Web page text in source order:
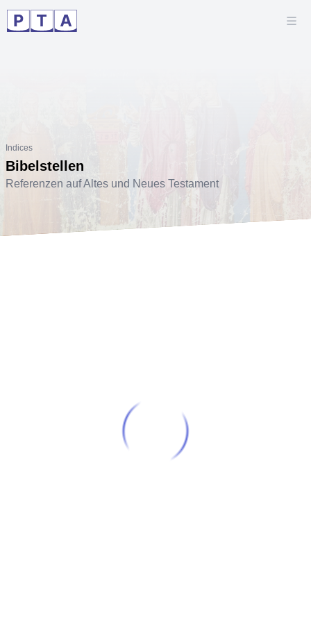
Indices
Bibelstellen
Referenzen auf Altes und Neues Testament